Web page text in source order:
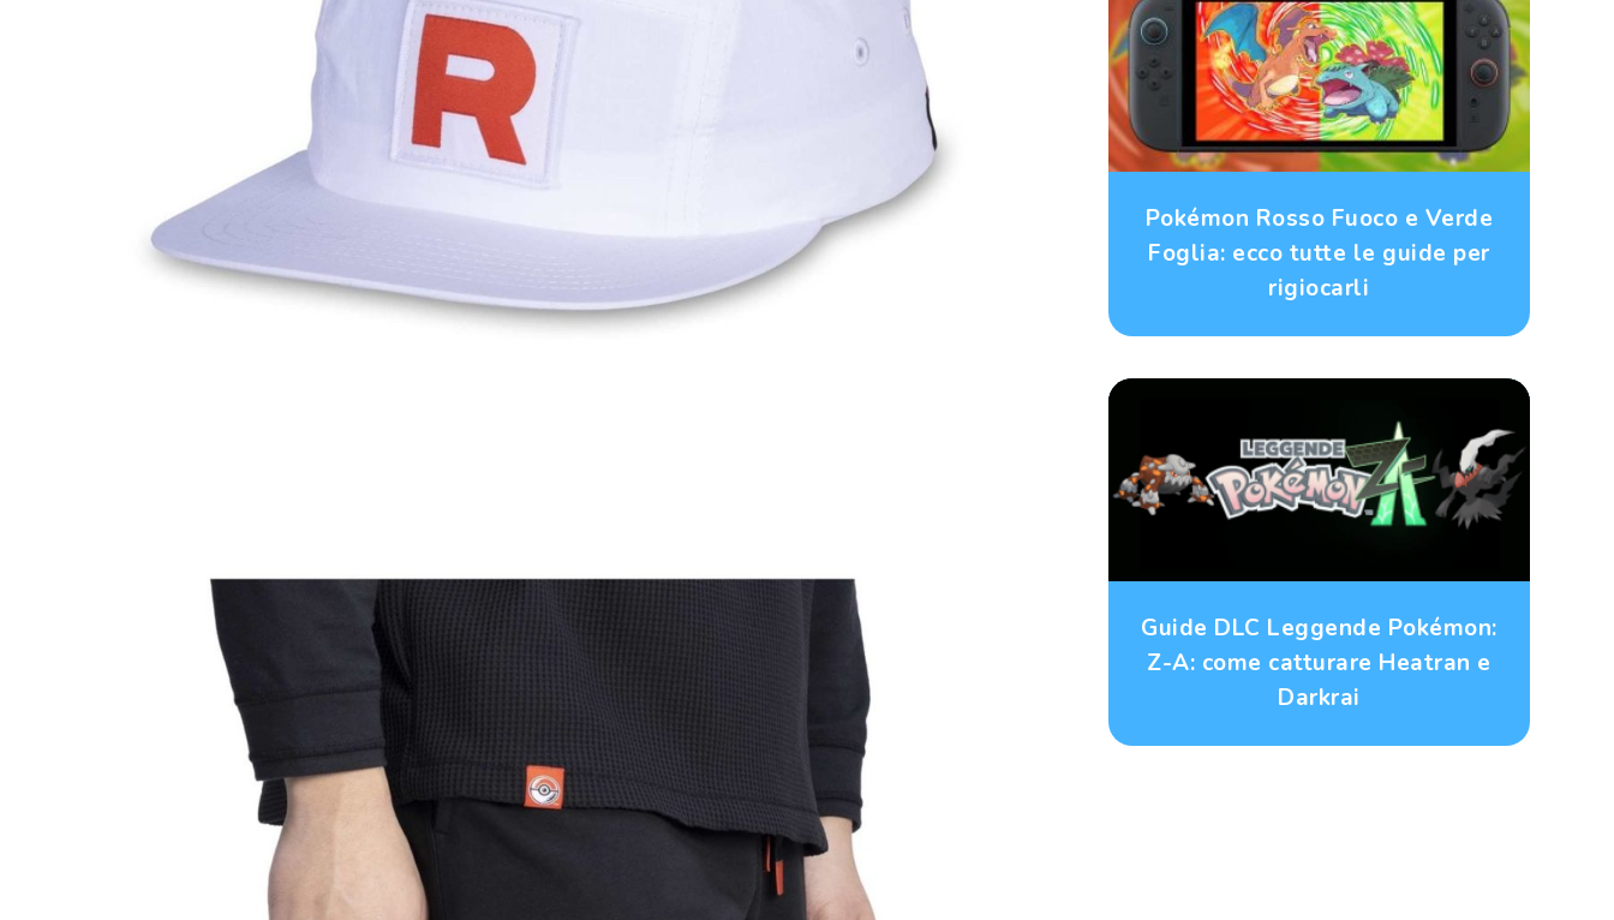
Pokémon Rosso Fuoco e Verde
Foglia: ecco tutte le guide per
rigiocarli
Guide DLC Leggende Pokémon:
Z-A: come catturare Heatran e
Darkrai